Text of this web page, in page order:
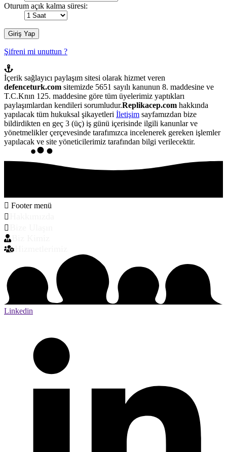
Oturum açık kalma süresi:
Şifreni mi unuttun ?
İçerik sağlayıcı paylaşım sitesi olarak hizmet veren
defenceturk.com sitemizde 5651 sayılı kanunun 8. maddesine ve
T.C.Knın 125. maddesine göre tüm üyelerimiz yaptıkları
paylaşımlardan kendileri sorumludur.Replikacep.com hakkında
yapılacak tüm hukuksal şikayetleri İletişim sayfamızdan bize
bildirdikten en geç 3 (üç) iş günü içerisinde ilgili kanunlar ve
yönetmelikler çerçevesinde tarafımızca incelenerek gereken işlemler
yapılacak ve site yöneticilerimiz tarafından bilgi verilecektir.
Footer menü
Linkedin